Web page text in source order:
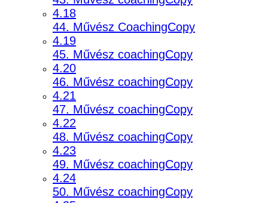
4.18
44. Művész CoachingCopy
4.19
45. Művész coachingCopy
4.20
46. Művész coachingCopy
4.21
47. Művész coachingCopy
4.22
48. Művész coachingCopy
4.23
49. Művész coachingCopy
4.24
50. Művész coachingCopy